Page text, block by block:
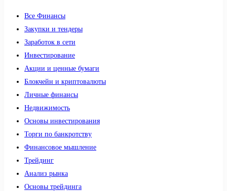
Все Финансы
Закупки и тендеры
Заработок в сети
Инвестирование
Акции и ценные бумаги
Блокчейн и криптовалюты
Личные финансы
Недвижимость
Основы инвестирования
Торги по банкротству
Финансовое мышление
Трейдинг
Анализ рынка
Основы трейдинга